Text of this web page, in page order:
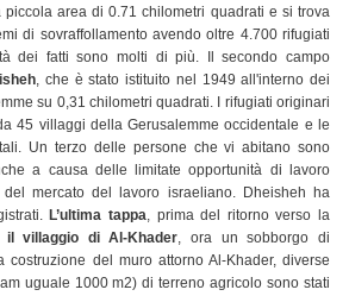
piccola area di 0.71 chilometri quadrati e si trova
di sovraffollamento avendo oltre 4.700 rifugiati
dei fatti sono molti di più. Il secondo campo
, che è stato istituito nel 1949 all'interno dei
su 0,31 chilometri quadrati. I rifugiati originari
45 villaggi della Gerusalemme occidentale e le
Un terzo delle persone che vi abitano sono
a causa delle limitate opportunità di lavoro
del mercato del lavoro israeliano. Dheisheh ha
L’ultima tappa, prima del ritorno verso la
il villaggio di Al-Khader, ora un sobborgo di
costruzione del muro attorno Al-Khader, diverse
uguale 1000 m2) di terreno agricolo sono stati